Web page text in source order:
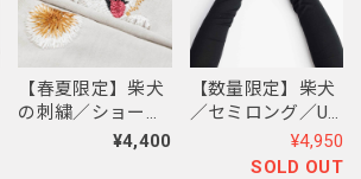
【春夏限定】柴犬
の刺繍／ショー
ト・ロング／東か
¥4,400
【数量限定】柴犬
／セミロング／UV
ケア／コットン
100％／新モデル
¥4,950
SOLD OUT